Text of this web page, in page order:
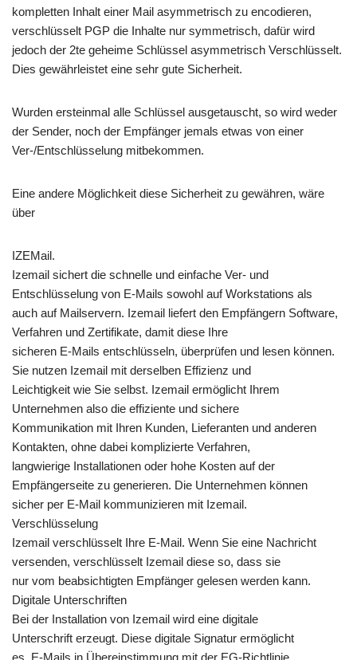
kompletten Inhalt einer Mail asymmetrisch zu encodieren,
verschlüsselt PGP die Inhalte nur symmetrisch, dafür wird
jedoch der 2te geheime Schlüssel asymmetrisch Verschlüsselt.
Dies gewährleistet eine sehr gute Sicherheit.
Wurden ersteinmal alle Schlüssel ausgetauscht, so wird weder
der Sender, noch der Empfänger jemals etwas von einer
Ver-/Entschlüsselung mitbekommen.
Eine andere Möglichkeit diese Sicherheit zu gewähren, wäre
über
IZEMail.
Izemail sichert die schnelle und einfache Ver- und
Entschlüsselung von E-Mails sowohl auf Workstations als
auch auf Mailservern. Izemail liefert den Empfängern Software,
Verfahren und Zertifikate, damit diese Ihre
sicheren E-Mails entschlüsseln, überprüfen und lesen können.
Sie nutzen Izemail mit derselben Effizienz und
Leichtigkeit wie Sie selbst. Izemail ermöglicht Ihrem
Unternehmen also die effiziente und sichere
Kommunikation mit Ihren Kunden, Lieferanten und anderen
Kontakten, ohne dabei komplizierte Verfahren,
langwierige Installationen oder hohe Kosten auf der
Empfängerseite zu generieren. Die Unternehmen können
sicher per E-Mail kommunizieren mit Izemail.
Verschlüsselung
Izemail verschlüsselt Ihre E-Mail. Wenn Sie eine Nachricht
versenden, verschlüsselt Izemail diese so, dass sie
nur vom beabsichtigten Empfänger gelesen werden kann.
Digitale Unterschriften
Bei der Installation von Izemail wird eine digitale
Unterschrift erzeugt. Diese digitale Signatur ermöglicht
es, E-Mails in Übereinstimmung mit der EG-Richtlinie